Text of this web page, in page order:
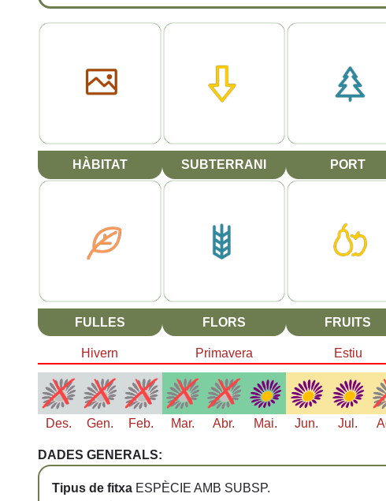
HÀBITAT SUBTERRANI PORT
FULLES FLORS FRUITS
Hivern Primavera Estiu
Des. Gen. Feb. Mar. Abr. Mai. Jun. Jul.
DADES GENERALS:
Tipus de fitxa ESPÈCIE AMB SUBSP.